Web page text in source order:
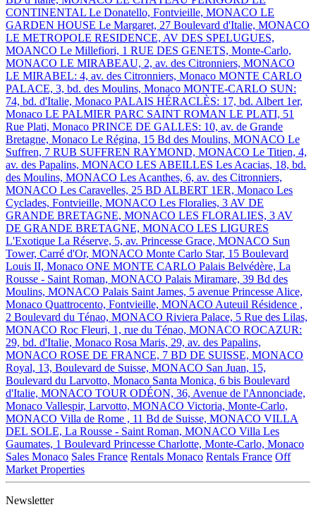
CONTINENTAL Le Donatello, Fontvieille, MONACO LE
GARDEN HOUSE Le Margaret, 27 Boulevard d'Italie, MONACO
LE METROPOLE RESIDENCE, AV DES SPELUGUES,
MOANCO Le Millefiori, 1 RUE DES GENETS, Monte-Carlo,
MONACO LE MIRABEAU, 2, av. des Citronniers, MONACO
LE MIRABEL: 4, av. des Citronniers, Monaco MONTE CARLO
PALACE, 3, bd. des Moulins, Monaco MONTE-CARLO SUN:
74, bd. d'Italie, Monaco PALAIS HÉRACLÈS: 17, bd. Albert 1er,
Monaco LE PALMIER PARC SAINT ROMAN LE PLATI, 51
Rue Plati, Monaco PRINCE DE GALLES: 10, av. de Grande
Bretagne, Monaco Le Régina, 15 Bd des Moulins, MONACO Le
Suffren, 7 RUB SUFFREN RAYMOND, MONACO Le Titien, 4,
av. des Papalins, MONACO LES ABEILLES Les Acacias, 18, bd.
des Moulins, MONACO Les Acanthes, 6, av. des Citronniers,
MONACO Les Caravelles, 25 BD ALBERT 1ER, Monaco Les
Cyclades, Fontvieille, MONACO Les Floralies, 3 AV DE
GRANDE BRETAGNE, MONACO LES FLORALIES, 3 AV
DE GRANDE BRETAGNE, MONACO LES LIGURES
L'Exotique La Réserve, 5, av. Princesse Grace, MONACO Sun
Tower, Carré d'Or, MONACO Monte Carlo Star, 15 Boulevard
Louis II, Monaco ONE MONTE CARLO Palais Belvédère, La
Rousse - Saint Roman, MONACO Palais Miramare, 39 Bd des
Moulins, MONACO Palais Saint James, 5 avenue Princesse Alice,
Monaco Quattrocento, Fontvieille, MONACO Auteuil Résidence ,
2 Boulevard du Ténao, MONACO Riviera Palace, 5 Rue des Lilas,
MONACO Roc Fleuri, 1, rue du Ténao, MONACO ROCAZUR:
29, bd. d'Italie, Monaco Rosa Maris, 29, av. des Papalins,
MONACO ROSE DE FRANCE, 7 BD DE SUISSE, MONACO
Royal, 13, Boulevard de Suisse, MONACO San Juan, 15,
Boulevard du Larvotto, Monaco Santa Monica, 6 bis Boulevard
d'Italie, MONACO TOUR ODÉON, 36, Avenue de l'Annonciade,
Monaco Vallespir, Larvotto, MONACO Victoria, Monte-Carlo,
MONACO Villa de Rome , 11 Bd de Suisse, MONACO VILLA
DEL SOLE, La Rousse - Saint Roman, MONACO Villa Les
Gaumates, 1 Boulevard Princesse Charlotte, Monte-Carlo, Monaco
Sales Monaco Sales France Rentals Monaco Rentals France Off
Market Properties
Newsletter